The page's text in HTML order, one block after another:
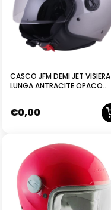
CASCO JFM DEMI JET VISIERA
LUNGA ANTRACITE OPACO
€0,00